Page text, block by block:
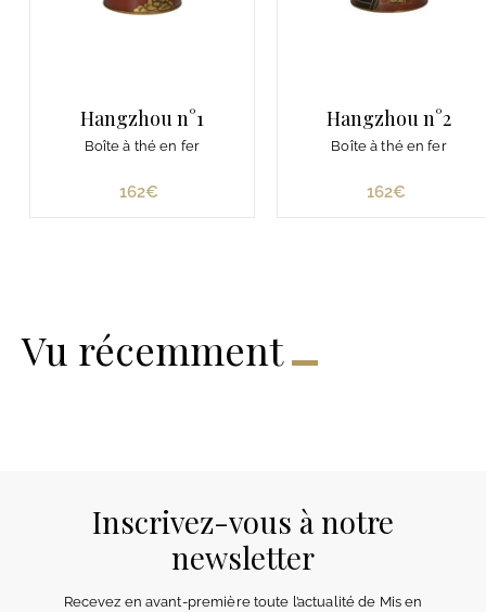
Hangzhou n°1
Boîte à thé en fer
162€
Hangzhou n°2
Boîte à thé en fer
162€
Vu récemment
Inscrivez-vous à notre
newsletter
Recevez en avant-première toute l’actualité de Mis en